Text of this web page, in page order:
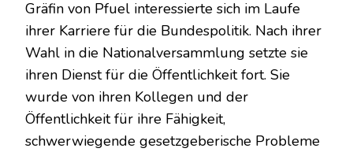
Gräfin von Pfuel interessierte sich im Laufe
ihrer Karriere für die Bundespolitik. Nach ihrer
Wahl in die Nationalversammlung setzte sie
ihren Dienst für die Öffentlichkeit fort. Sie
wurde von ihren Kollegen und der
Öffentlichkeit für ihre Fähigkeit,
schwerwiegende gesetzgeberische Probleme